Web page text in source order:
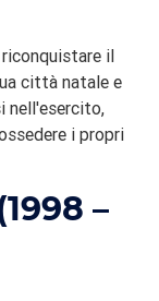
riconquistare il
città natale e
nell'esercito,
i propri
–